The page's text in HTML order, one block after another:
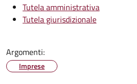
Tutela amministrativa
Tutela giurisdizionale
Argomenti:
Imprese